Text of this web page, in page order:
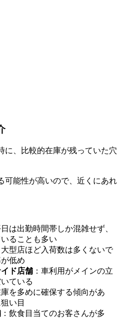
に、比較的在庫が残っていた穴
可能性が高いので、近くにあれ
日は出勤時間帯しか混雑せず、
ることも多い
大型店ほど入荷数は多くないで
低め
ド店舗 ：車利用がメインの立
ている
庫を多めに確保する傾向があ
い目
：飲食目当てのお客さんが多